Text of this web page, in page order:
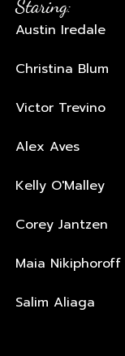
Staring:
Austin Iredale
Christina Blum
Victor Trevino
Alex Aves
Kelly O'Malley
Corey Jantzen
Maia Nikiphoroff
Salim Aliaga